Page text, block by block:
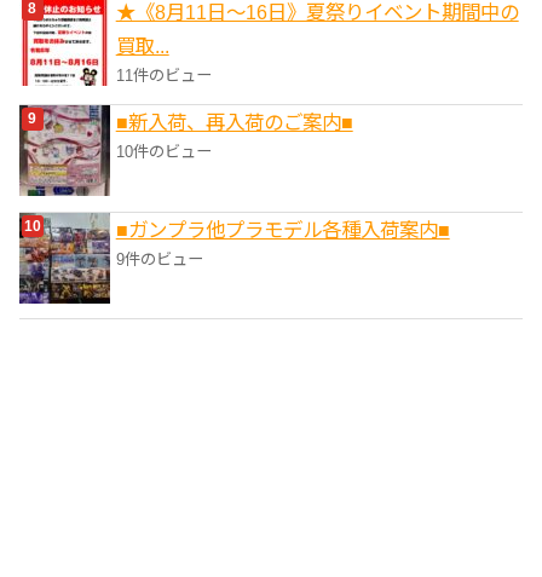
★《8月11日～16日》夏祭りイベント期間中の
買取...
11件のビュー
■新入荷、再入荷のご案内■
10件のビュー
■ガンプラ他プラモデル各種入荷案内■
9件のビュー